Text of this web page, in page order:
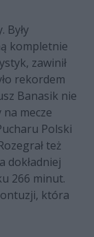
Były
kompletnie
zawinił
rekordem
Banasik nie
mecze
Polski
też
dokładniej
266 minut.
która